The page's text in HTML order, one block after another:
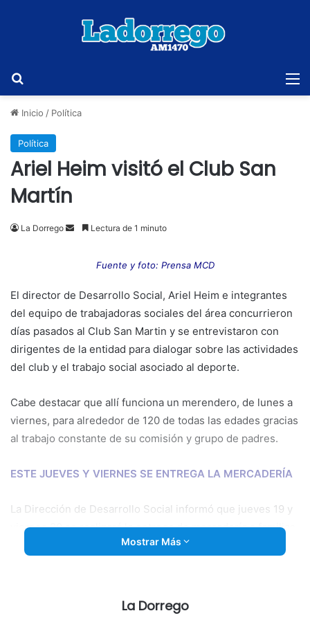
Inicio / Política
Política
Ariel Heim visitó el Club San
Martín
La Dorrego
SendLectura de 1 minuto
Fuente y foto: Prensa MCD
El director de Desarrollo Social, Ariel Heim e integrantes
del equipo de trabajadoras sociales del área concurrieron
días pasados al Club San Martin y se entrevistaron con
dirigentes de la entidad para dialogar sobre las actividades
del club y el trabajo social asociado al deporte.
Cabe destacar que allí funciona un merendero, de lunes a
viernes, para alrededor de 120 de todas las edades gracias
al trabajo constante de su comisión y grupo de padres.
ESTE JUEVES Y VIERNES SE ENTREGA LA MERCADERÍA
La Dirección de Desarrollo Social informó que jueves 19 y
viernes 20 se realizará la entrega de mercadería a familias
de menores recursos quienes deberán presentarse con
Mostrar Más
La Dorrego